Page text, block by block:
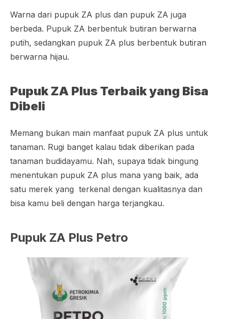
Warna dari pupuk ZA plus dan pupuk ZA juga
berbeda. Pupuk ZA berbentuk butiran berwarna
putih, sedangkan pupuk ZA plus berbentuk butiran
berwarna hijau.
Pupuk ZA Plus Terbaik yang Bisa
Dibeli
Memang bukan main manfaat pupuk ZA plus untuk
tanaman. Rugi banget kalau tidak diberikan pada
tanaman budidayamu. Nah, supaya tidak bingung
menentukan pupuk ZA plus mana yang baik, ada
satu merek yang terkenal dengan kualitasnya dan
bisa kamu beli dengan harga terjangkau.
Pupuk ZA Plus Petro